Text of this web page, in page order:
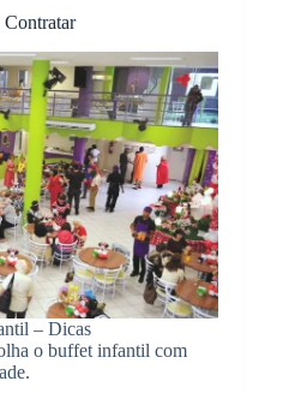
– Dicas
o buffet infantil com